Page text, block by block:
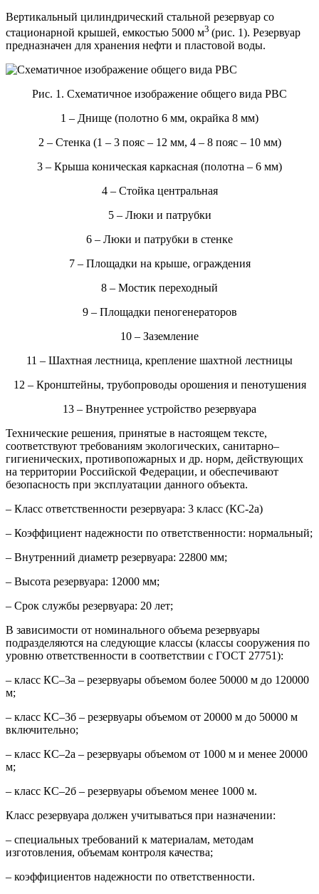
Вертикальный цилиндрический стальной резервуар со
стационарной крышей, емкостью 5000 м3 (рис. 1). Резервуар
предназначен для хранения нефти и пластовой воды.
Рис. 1. Схематичное изображение общего вида РВС
1 – Днище (полотно 6 мм, окрайка 8 мм)
2 – Стенка (1 – 3 пояс – 12 мм, 4 – 8 пояс – 10 мм)
3 – Крыша коническая каркасная (полотна – 6 мм)
4 – Стойка центральная
5 – Люки и патрубки
6 – Люки и патрубки в стенке
7 – Площадки на крыше, ограждения
8 – Мостик переходный
9 – Площадки пеногенераторов
10 – Заземление
11 – Шахтная лестница, крепление шахтной лестницы
12 – Кронштейны, трубопроводы орошения и пенотушения
13 – Внутреннее устройство резервуара
Технические решения, принятые в настоящем тексте,
соответствуют требованиям экологических, санитарно–
гигиенических, противопожарных и др. норм, действующих
на территории Российской Федерации, и обеспечивают
безопасность при эксплуатации данного объекта.
– Класс ответственности резервуара: 3 класс (КС-2а)
– Коэффициент надежности по ответственности: нормальный;
– Внутренний диаметр резервуара: 22800 мм;
– Высота резервуара: 12000 мм;
– Срок службы резервуара: 20 лет;
В зависимости от номинального объема резервуары
подразделяются на следующие классы (классы сооружения по
уровню ответственности в соответствии с ГОСТ 27751):
– класс КС–3а – резервуары объемом более 50000 м до 120000
м;
– класс КС–3б – резервуары объемом от 20000 м до 50000 м
включительно;
– класс КС–2а – резервуары объемом от 1000 м и менее 20000
м;
– класс КС–2б – резервуары объемом менее 1000 м.
Класс резервуара должен учитываться при назначении:
– специальных требований к материалам, методам
изготовления, объемам контроля качества;
– коэффициентов надежности по ответственности.